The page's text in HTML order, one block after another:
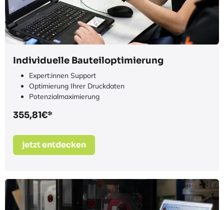
Individuelle Bauteiloptimierung
Expert:innen Support
Optimierung Ihrer Druckdaten
Potenzialmaximierung
355,81€*
jetzt entdecken